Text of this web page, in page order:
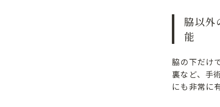
脇以外
能
脇の下だけ
裏など、手
にも非常に